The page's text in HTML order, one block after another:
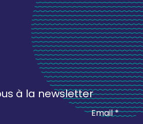
à la newsletter
Email *